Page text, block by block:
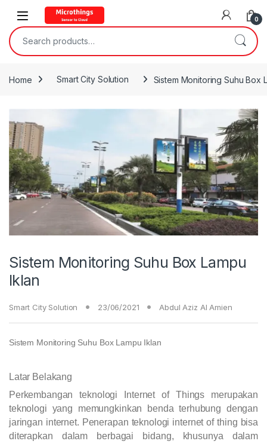
Open 0
Search for:
Home Smart City Solution Sistem Monitoring Suhu Box
Sistem Monitoring Suhu Box Lampu
Iklan
Smart City Solution 23/06/2021 Abdul Aziz Al Amien
Sistem Monitoring Suhu Box Lampu Iklan
Latar Belakang
Perkembangan teknologi Internet of Things merupakan
teknologi yang memungkinkan benda terhubung dengan
jaringan internet. Penerapan teknologi internet of thing bisa
diterapkan dalam berbagai bidang, khusunya dalam